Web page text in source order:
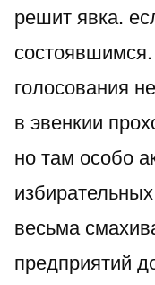
решит явка.
голосования
в эвенкии
но там особо
весьма
предприятий